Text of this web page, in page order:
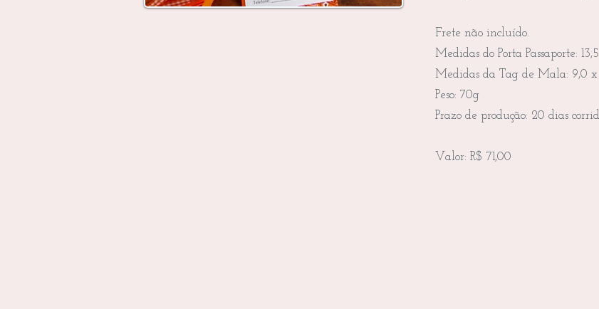
Frete não incluído.
Medidas do Porta Passaporte:
Medidas da Tag de Mala: 9,0
Peso: 70g
Prazo de produção: 20 dias
Valor: R$ 71,00